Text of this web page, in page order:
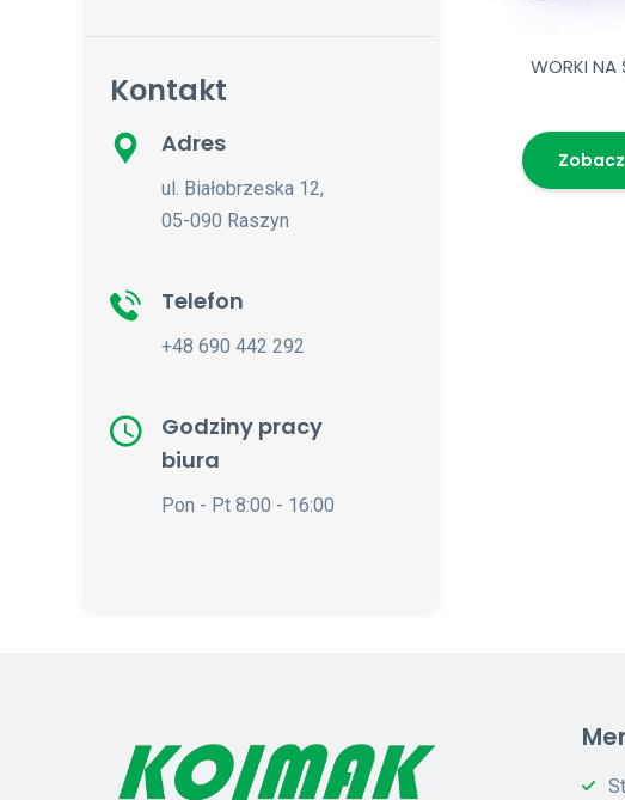
Kontakt
Adres
ul. Białobrzeska 12,
05-090 Raszyn
Telefon
+48 690 442 292
Godziny pracy
biura
Pon - Pt 8:00 - 16:00
WORKI NA